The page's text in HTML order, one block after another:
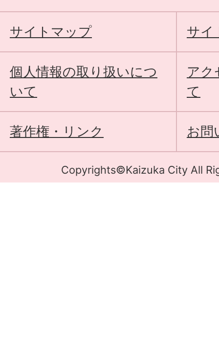
サイトマップ サイ
個人情報の取り扱いにつ
いて
アク
て
著作権・リンク お問
Copyrights©Kaizuka City All